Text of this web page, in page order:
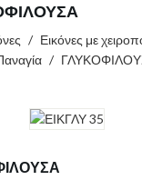
/ Εικόνες με
/